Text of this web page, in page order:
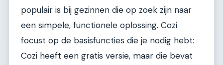
populair is bij gezinnen die op zoek zijn naar
een simpele, functionele oplossing. Cozi
focust op de basisfuncties die je nodig hebt:
Cozi heeft een gratis versie, maar die bevat